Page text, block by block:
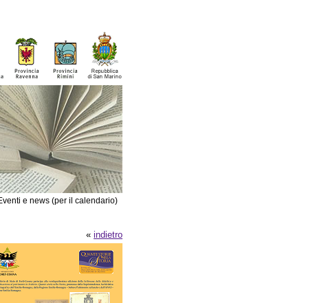
e news (per il calendario)
« indietro